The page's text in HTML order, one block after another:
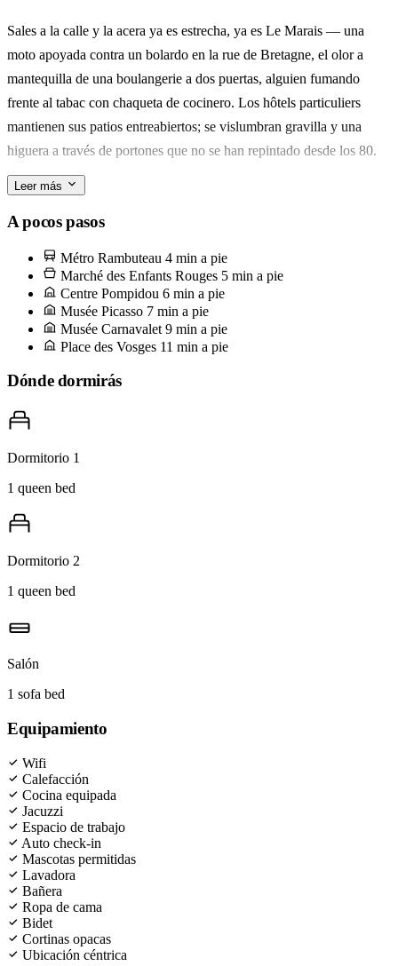
almuerzo de domingo.
Ideal para una familia pequeña o tres parejas que quieran tener Le
Marais a la puerta de casa y una sauna a la que regresar. Check-in
autónomo, y l'équipe a un mensaje de distancia si nos necesitas.
Sales a la calle y la acera ya es estrecha, ya es Le Marais — una
moto apoyada contra un bolardo en la rue de Bretagne, el olor a
mantequilla de una boulangerie a dos puertas, alguien fumando
frente al tabac con chaqueta de cocinero. Los hôtels particuliers
mantienen sus patios entreabiertos; se vislumbran gravilla y una
higuera a través de portones que no se han repintado desde los 80.
El Marché des Enfants Rouges, a cinco minutos a pie, es el ancla.
Es el mercado cubierto más antiguo de París (1615) y por las
galette en Chez Alain Miam Miam, toma un café en L'Estaminet, y
entenderás por qué los vecinos siguen llamándolo su cantina y no un
destino turístico.
Leer más
A pocos pasos
Métro Rambuteau 4 min a pie
Marché des Enfants Rouges 5 min a pie
Centre Pompidou 6 min a pie
Musée Picasso 7 min a pie
Musée Carnavalet 9 min a pie
Place des Vosges 11 min a pie
Dónde dormirás
Dormitorio 1
1 queen bed
Dormitorio 2
1 queen bed
Salón
1 sofa bed
Equipamiento
Wifi
Calefacción
Cocina equipada
Jacuzzi
Espacio de trabajo
Auto check-in
Mascotas permitidas
Lavadora
Bañera
Ropa de cama
Bidet
Cortinas opacas
Ubicación céntrica